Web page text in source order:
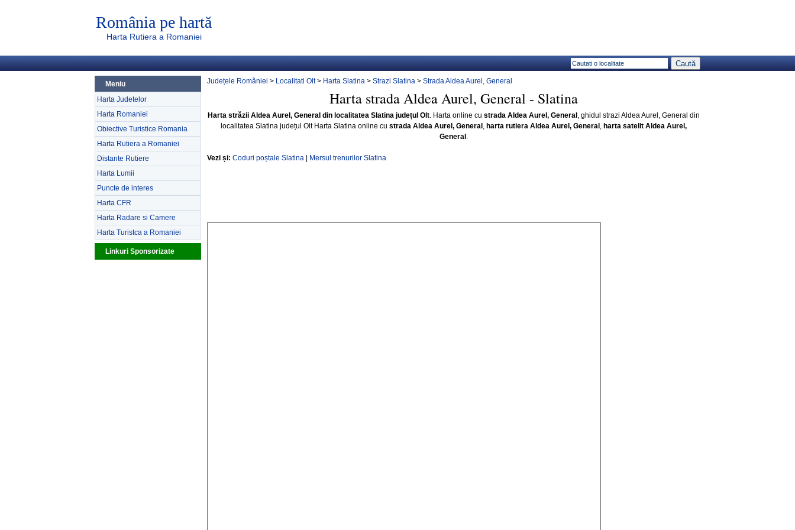
România pe hartă
Harta Rutiera a Romaniei
Meniu
Harta Judetelor
Harta Romaniei
Obiective Turistice Romania
Harta Rutiera a Romaniei
Distante Rutiere
Harta Lumii
Puncte de interes
Harta CFR
Harta Radare si Camere
Harta Turistca a Romaniei
Linkuri Sponsorizate
Județele României > Localitati Olt> Harta Slatina > Strazi Slatina > Strada Aldea Aurel, General
Harta strada Aldea Aurel, General - Slatina
Harta străzii Aldea Aurel, General din localitatea Slatina județul Olt. Harta online cu strada Aldea Aurel, General , ghidul strazi Aldea Aurel, General din
localitatea Slatina județul Olt Harta Slatina online cu strada Aldea Aurel, General , harta rutiera Aldea Aurel, General , harta satelit Aldea Aurel,
General .
Vezi și: Coduri poștale Slatina Mersul trenurilor Slatina